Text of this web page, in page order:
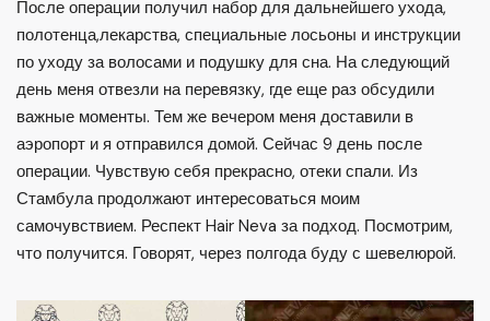
После операции получил набор для дальнейшего ухода,
полотенца,лекарства, специальные лосьоны и инструкции
по уходу за волосами и подушку для сна. На следующий
день меня отвезли на перевязку, где еще раз обсудили
важные моменты. Тем же вечером меня доставили в
аэропорт и я отправился домой. Сейчас 9 день после
операции. Чувствую себя прекрасно, отеки спали. Из
Стамбула продолжают интересоваться моим
самочувствием. Респект Hair Neva за подход. Посмотрим,
что получится. Говорят, через полгода буду с шевелюрой.